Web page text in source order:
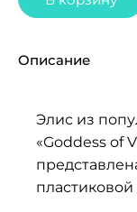
Описание
Элис из
«Goddess of